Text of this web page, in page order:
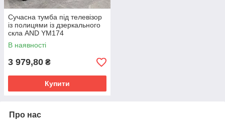
Сучасна тумба під телевізор
із полицями із дзеркального
скла AND YM174
В наявності
3 979,80 ₴
Купити
Про нас